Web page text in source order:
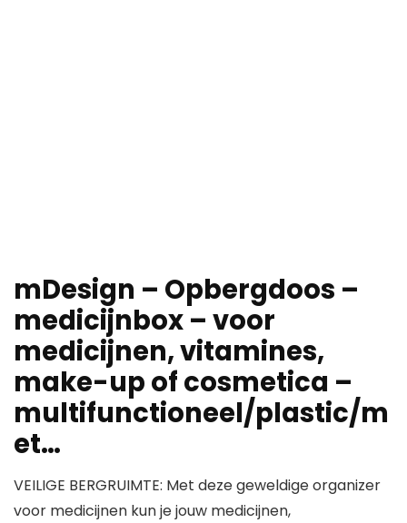
mDesign – Opbergdoos –
medicijnbox – voor
medicijnen, vitamines,
make-up of cosmetica –
multifunctioneel/plastic/m
et…
VEILIGE BERGRUIMTE: Met deze geweldige organizer
voor medicijnen kun je jouw medicijnen,